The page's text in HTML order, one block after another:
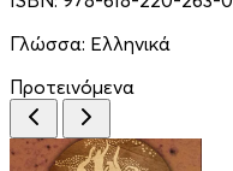
Γλώσσα: Ελληνικά
Προτεινόμενα